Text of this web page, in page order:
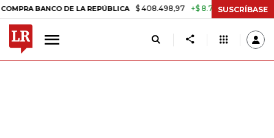
DE LA REPÚBLICA $ 408.498,97 +$ 8.753,81 +2,19% TASA
SUSCRÍBASE